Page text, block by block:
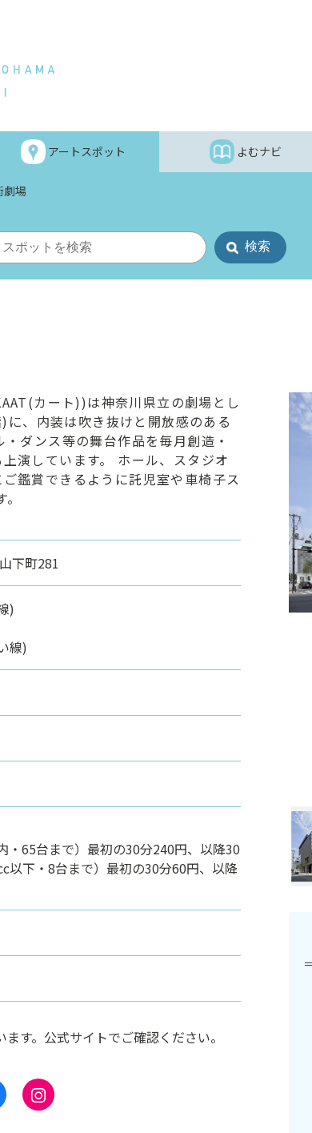
アートスポット よむナビ
劇場
カート))は神奈川県立の劇場とし
、内装は吹き抜けと開放感のある
ダンス等の舞台作品を毎月創造・
演しています。 ホール、スタジオ
鑑賞できるように託児室や車椅子ス
下町281
)
線)
・65台まで）最初の30分240円、以降30
以下・8台まで）最初の30分60円、以降
す。公式サイトでご確認ください。